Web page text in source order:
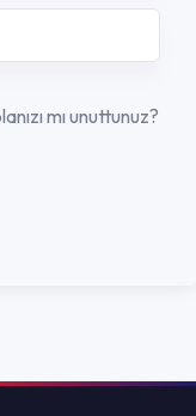
mı unuttunuz?